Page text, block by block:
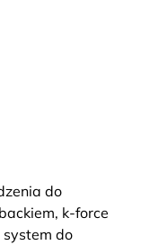
do
, k-force
system do